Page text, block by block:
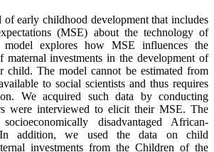
of early childhood development that includes
(MSE) about the technology of
explores how MSE influences the
maternal investments in the development of
child. The model cannot be estimated from
to social scientists and thus requires
We acquired such data by conducting
were interviewed to elicit their MSE. The
disadvantaged African-
addition, we used the data on child
investments from the Children of the